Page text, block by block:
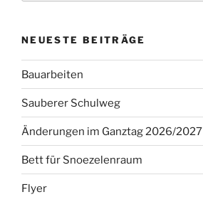
NEUESTE BEITRÄGE
Bauarbeiten
Sauberer Schulweg
Änderungen im Ganztag 2026/2027
Bett für Snoezelenraum
Flyer